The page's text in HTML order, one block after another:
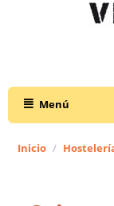
Menú
Inicio /